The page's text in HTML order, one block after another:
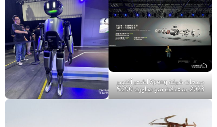
مبيعات شركة Xpeng لشهر أكتوبر
2023، بمعدلات نمو تجاوزت 290%